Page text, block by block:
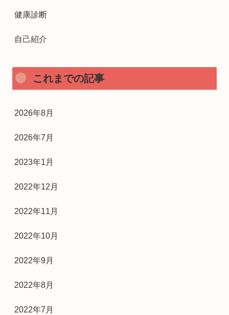
健康診断
自己紹介
これまでの記事
2026年8月
2026年7月
2023年1月
2022年12月
2022年11月
2022年10月
2022年9月
2022年8月
2022年7月